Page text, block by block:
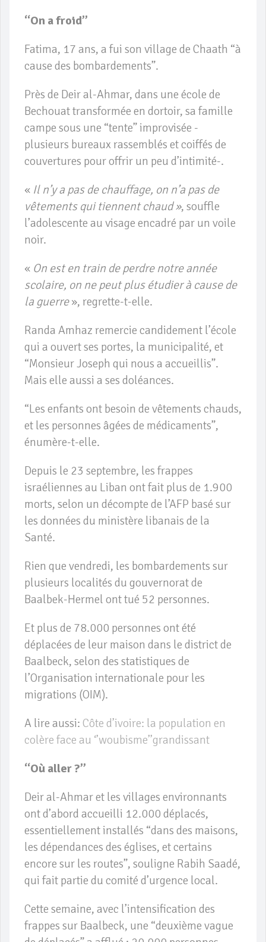
“On a froid”
Fatima, 17 ans, a fui son village de Chaath “à
cause des bombardements”.
Près de Deir al-Ahmar, dans une école de
Bechouat transformée en dortoir, sa famille
campe sous une “tente” improvisée -
plusieurs bureaux rassemblés et coiffés de
couvertures pour offrir un peu d’intimité-.
« Il n’y a pas de chauffage, on n’a pas de
vêtements qui tiennent chaud », souffle
l’adolescente au visage encadré par un voile
noir.
« On est en train de perdre notre année
scolaire, on ne peut plus étudier à cause de
la guerre», regrette-t-elle.
Randa Amhaz remercie candidement l’école
qui a ouvert ses portes, la municipalité, et
“Monsieur Joseph qui nous a accueillis”.
Mais elle aussi a ses doléances.
“Les enfants ont besoin de vêtements chauds,
et les personnes âgées de médicaments”,
énumère-t-elle.
Depuis le 23 septembre, les frappes
israéliennes au Liban ont fait plus de 1.900
morts, selon un décompte de l’AFP basé sur
les données du ministère libanais de la
Santé.
Rien que vendredi, les bombardements sur
plusieurs localités du gouvernorat de
Baalbek-Hermel ont tué 52 personnes.
Et plus de 78.000 personnes ont été
déplacées de leur maison dans le district de
Baalbeck, selon des statistiques de
l’Organisation internationale pour les
migrations (OIM).
A lire aussi: Côte d’ivoire: la population en
colère face au ‘’woubisme’’grandissant
“Où aller ?”
Deir al-Ahmar et les villages environnants
ont d’abord accueilli 12.000 déplacés,
essentiellement installés “dans des maisons,
les dépendances des églises, et certains
encore sur les routes”, souligne Rabih Saadé,
qui fait partie du comité d’urgence local.
Cette semaine, avec l’intensification des
frappes sur Baalbeck, une “deuxième vague